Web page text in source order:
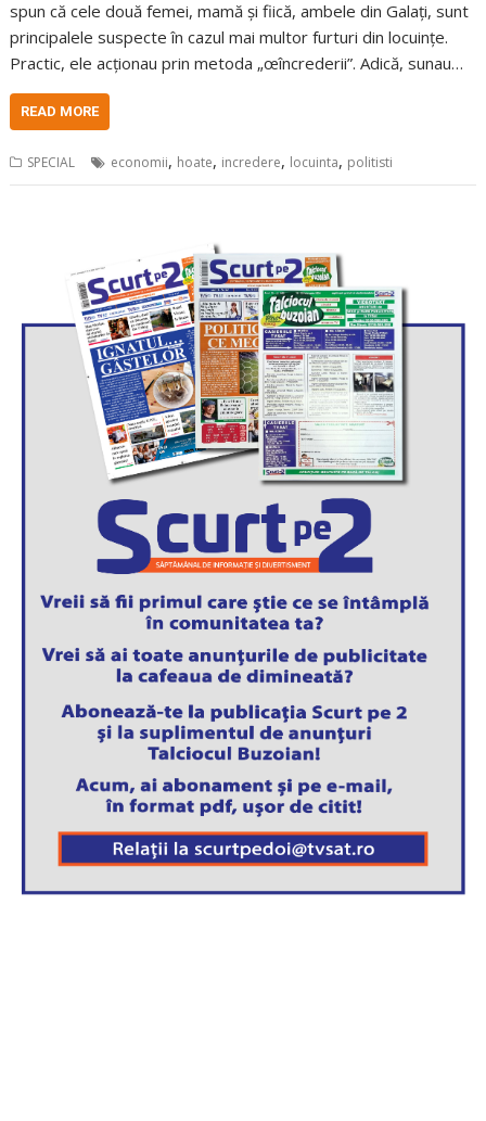
spun că cele două femei, mamă și fiică, ambele din Galați, sunt
principalele suspecte în cazul mai multor furturi din locuințe.
Practic, ele acționau prin metoda „œîncrederii”. Adică, sunau…
READ MORE
SPECIAL economii, hoate, incredere, locuinta, politisti